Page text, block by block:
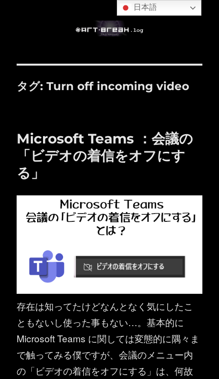
タグ:Turn off incoming video
Microsoft Teams ：会議の
「ビデオの着信をオフにす
る」
存在は知ってたけどなんとなく気にしたこ
ともないし使った事もない…。基本的に
Microsoft Teams に関しては変態的に隅々ま
で触ってみる僕ですが、会議のメニュー内
の「ビデオの着信をオフにする」は、何故
日本語